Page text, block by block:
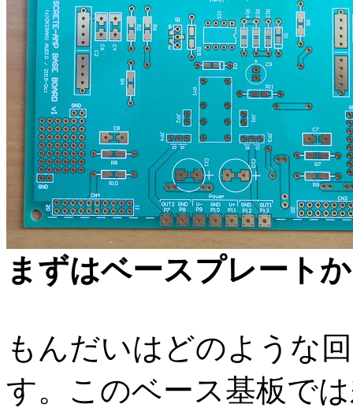
まずはベースプレート
もんだいはどのような
す。このベース基板で